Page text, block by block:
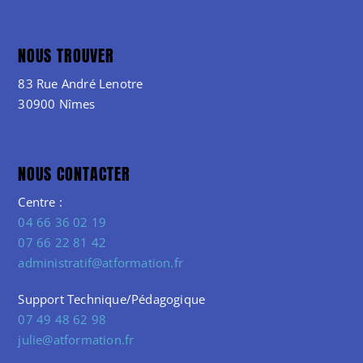
NOUS TROUVER
83 Rue André Lenotre
30900 Nîmes
NOUS CONTACTER
Centre :
04 66 36 02 19
07 66 22 81 42
administratif@atformation.fr
Support Technique/Pédagogique
07 49 48 62 98
julie@atformation.fr